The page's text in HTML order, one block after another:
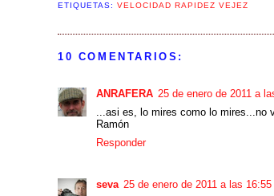
ETIQUETAS:VELOCIDAD RAPIDEZ VEJEZ
10 COMENTARIOS:
ANRAFERA 25 de enero de 2011 a
...asi es, lo mires como lo mires...no
Ramón
Responder
seva 25 de enero de 2011 a las 16:55